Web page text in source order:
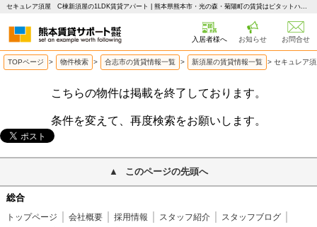
セキュレア須屋 C棟新須屋の1LDK賃貸アパート | 熊本県熊本市・光の森・菊陽町の賃貸はピタットハウス 熊本賃貸サポート
入居者様へ お知らせ お問合せ
TOPページ > 物件検索 > 合志市の賃貸情報一覧 > 新須屋の賃貸情報一覧 > セキュレア
こちらの物件は掲載を終了しております。
条件を変えて、再度検索をお願いします。
このページの先頭へ
総合
トップページ 会社概要 採用情報 スタッフ紹介
スタッフブログ